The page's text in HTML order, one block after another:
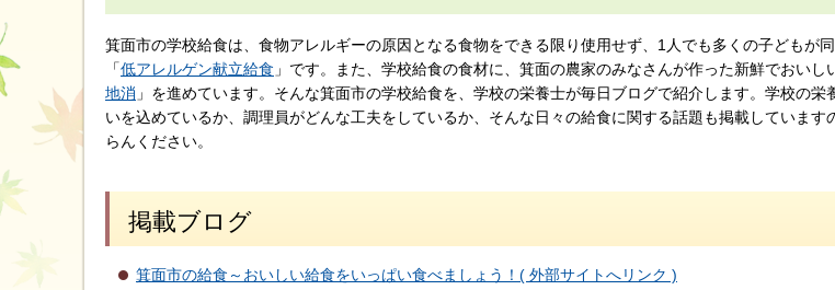
箕面市の学校給食は、食物アレルギーの原因となる食物をできる限り使用せず、1人でも多くの子どもが
「低アレルゲン献立給食 」です。また、学校給食の食材に、箕面の農家のみなさんが作った新鮮でおいし
地消 」を進めています。そんな箕面市の学校給食を、学校の栄養士が毎日ブログで紹介します。学校の栄
いを込めているか、調理員がどんな工夫をしているか、そんな日々の給食に関する話題も掲載しています
らんください。
掲載ブログ
箕面市の給食～おいしい給食をいっぱい食べましょう！( 外部サイトへリンク )